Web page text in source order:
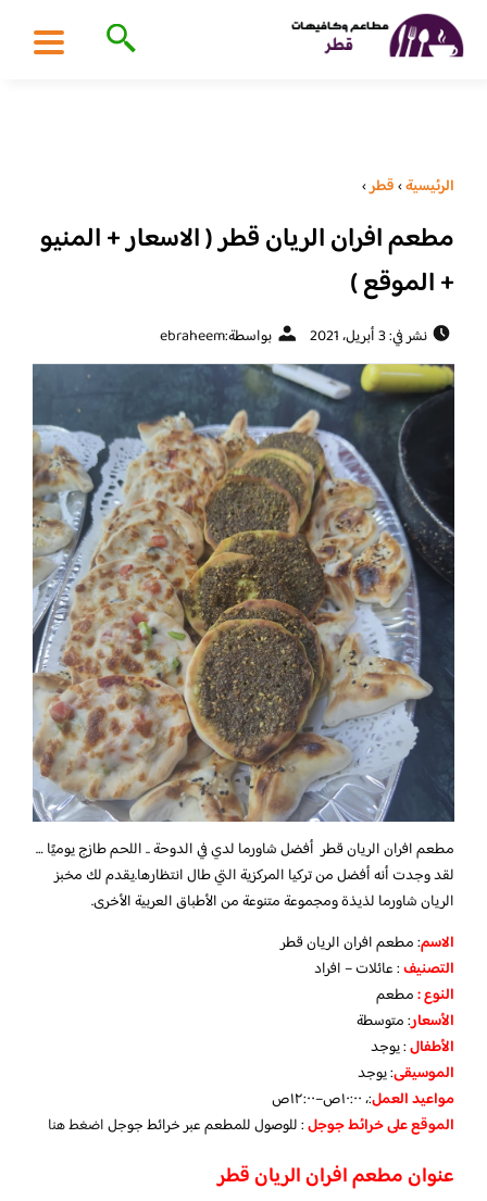
الرئيسية›قطر›
مطعم افران الريان قطر ( الاسعار + المنيو
+ الموقع )
نشر في: 3 أبريل، 2021 بواسطة:ebraheem
مطعم افران الريان قطر أفضل شاورما لدي في الدوحة .. اللحم طازج يوميًا …
لقد وجدت أنه أفضل من تركيا المركزية التي طال انتظارها.يقدم لك مخبز
الريان شاورما لذيذة ومجموعة متنوعة من الأطباق العربية الأخرى.
الاسم: مطعم افران الريان قطر
التصنيف: عائلات – افراد
النوع :مطعم
الأسعار:متوسطة
الأطفال:يوجد
الموسيقى:يوجد
مواعيد العمل:، ١٠:٠٠ص–١٢:٠٠ص
الموقع على خرائط جوجل: للوصول للمطعم عبر خرائط جوجلاضغط هنا
عنوان مطعم افران الريان قطر